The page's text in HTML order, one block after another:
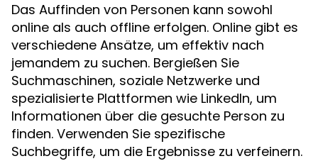
Das Auffinden von Personen kann sowohl
online als auch offline erfolgen. Online gibt es
verschiedene Ansätze, um effektiv nach
jemandem zu suchen. Bergießen Sie
Suchmaschinen, soziale Netzwerke und
spezialisierte Plattformen wie LinkedIn, um
Informationen über die gesuchte Person zu
finden. Verwenden Sie spezifische
Suchbegriffe, um die Ergebnisse zu verfeinern.